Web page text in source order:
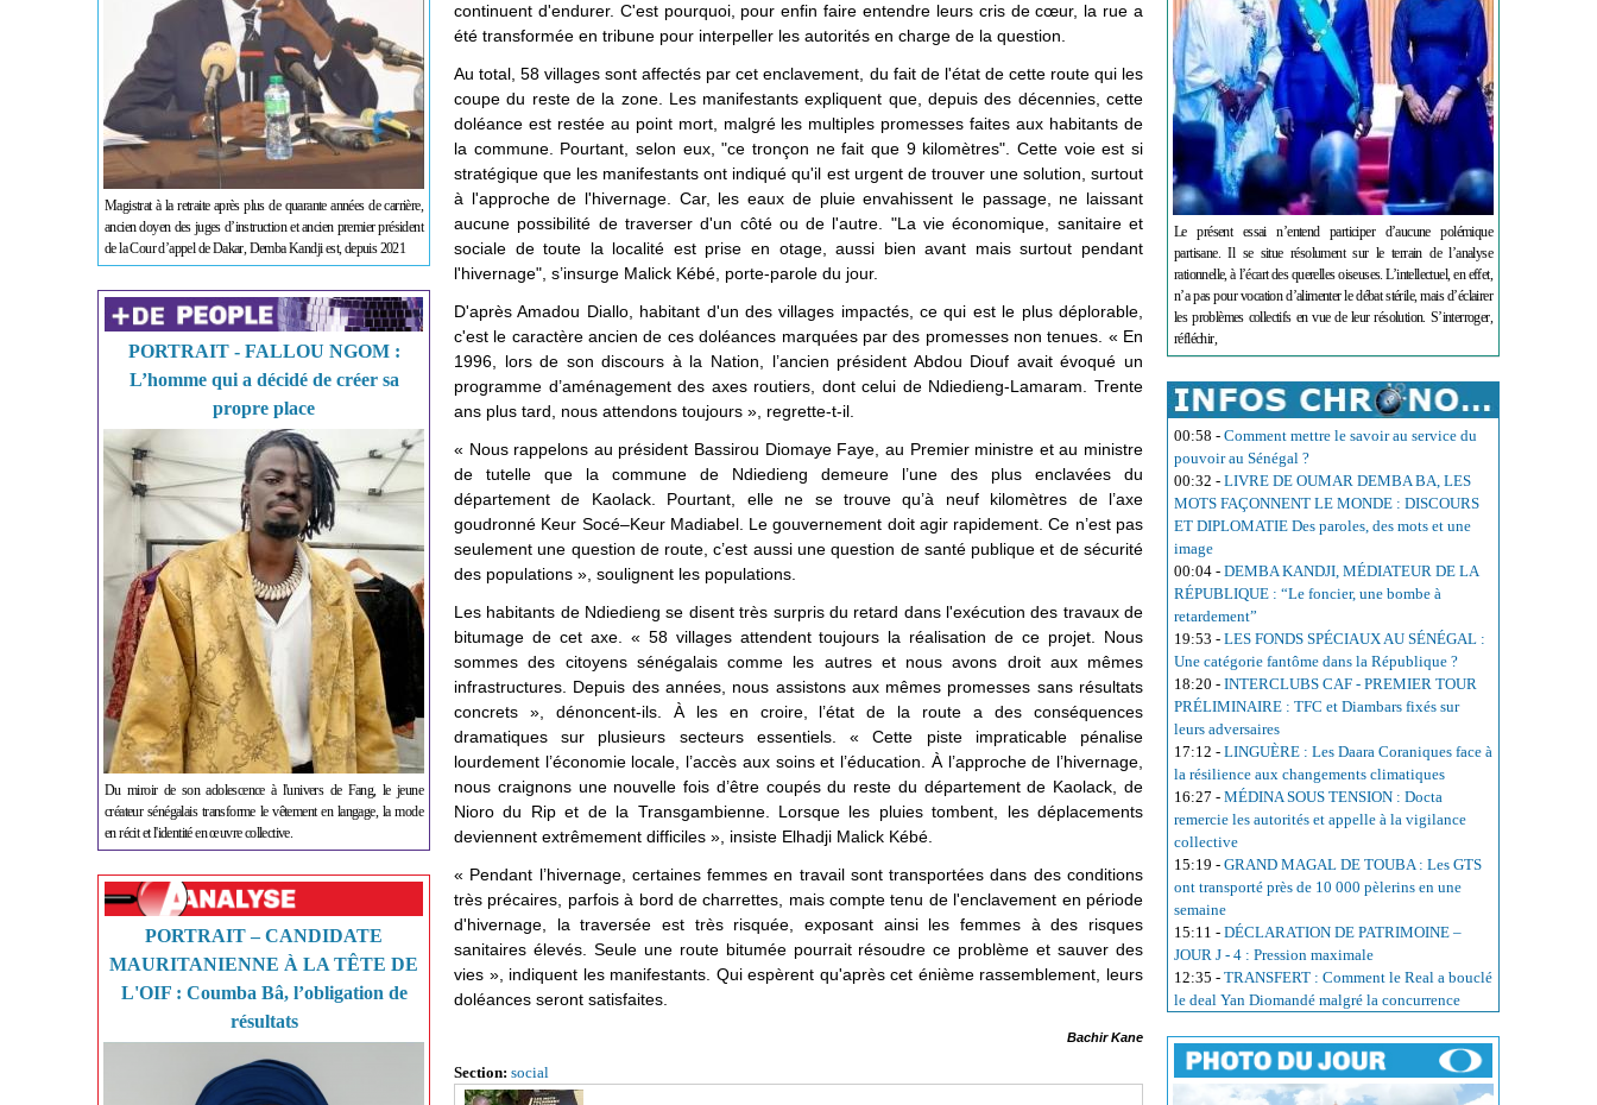
Magistrat à la retraite après plus de quarante années de carrière,
ancien doyen des juges d’instruction et ancien premier président
de la Cour d’appel de Dakar, Demba Kandji est, depuis 2021
PORTRAIT - FALLOU NGOM :
L’homme qui a décidé de créer sa
propre place
Du miroir de son adolescence à l'univers de Fang, le jeune
créateur sénégalais transforme le vêtement en langage, la mode
en récit et l'identité en œuvre collective.
PORTRAIT – CANDIDATE
MAURITANIENNE À LA TÊTE DE
L'OIF : Coumba Bâ, l’obligation de
résultats
continuent d'endurer. C'est pourquoi, pour enfin faire entendre leurs cris de cœur, la rue a
été transformée en tribune pour interpeller les autorités en charge de la question.
Au total, 58 villages sont affectés par cet enclavement, du fait de l'état de cette route qui les
coupe du reste de la zone. Les manifestants expliquent que, depuis des décennies, cette
doléance est restée au point mort, malgré les multiples promesses faites aux habitants de
la commune. Pourtant, selon eux, "ce tronçon ne fait que 9 kilomètres". Cette voie est si
stratégique que les manifestants ont indiqué qu'il est urgent de trouver une solution, surtout
à l'approche de l'hivernage. Car, les eaux de pluie envahissent le passage, ne laissant
aucune possibilité de traverser d'un côté ou de l'autre. "La vie économique, sanitaire et
sociale de toute la localité est prise en otage, aussi bien avant mais surtout pendant
l'hivernage", s’insurge Malick Kébé, porte-parole du jour.
D'après Amadou Diallo, habitant d'un des villages impactés, ce qui est le plus déplorable,
c'est le caractère ancien de ces doléances marquées par des promesses non tenues. « En
1996, lors de son discours à la Nation, l’ancien président Abdou Diouf avait évoqué un
programme d’aménagement des axes routiers, dont celui de Ndiedieng-Lamaram. Trente
ans plus tard, nous attendons toujours », regrette-t-il.
« Nous rappelons au président Bassirou Diomaye Faye, au Premier ministre et au ministre
de tutelle que la commune de Ndiedieng demeure l’une des plus enclavées du
département de Kaolack. Pourtant, elle ne se trouve qu’à neuf kilomètres de l’axe
goudronné Keur Socé–Keur Madiabel. Le gouvernement doit agir rapidement. Ce n’est pas
seulement une question de route, c’est aussi une question de santé publique et de sécurité
des populations », soulignent les populations.
Les habitants de Ndiedieng se disent très surpris du retard dans l'exécution des travaux de
bitumage de cet axe. « 58 villages attendent toujours la réalisation de ce projet. Nous
sommes des citoyens sénégalais comme les autres et nous avons droit aux mêmes
infrastructures. Depuis des années, nous assistons aux mêmes promesses sans résultats
concrets », dénoncent-ils. À les en croire, l’état de la route a des conséquences
dramatiques sur plusieurs secteurs essentiels. « Cette piste impraticable pénalise
lourdement l’économie locale, l’accès aux soins et l’éducation. À l’approche de l’hivernage,
nous craignons une nouvelle fois d’être coupés du reste du département de Kaolack, de
Nioro du Rip et de la Transgambienne. Lorsque les pluies tombent, les déplacements
deviennent extrêmement difficiles », insiste Elhadji Malick Kébé.
« Pendant l’hivernage, certaines femmes en travail sont transportées dans des conditions
très précaires, parfois à bord de charrettes, mais compte tenu de l'enclavement en période
d'hivernage, la traversée est très risquée, exposant ainsi les femmes à des risques
sanitaires élevés. Seule une route bitumée pourrait résoudre ce problème et sauver des
vies », indiquent les manifestants. Qui espèrent qu'après cet énième rassemblement, leurs
doléances seront satisfaites.
Bachir Kane
Section: social
Le présent essai n’entend participer d’aucune polémique
partisane. Il se situe résolument sur le terrain de l’analyse
rationnelle, à l’écart des querelles oiseuses. L’intellectuel, en effet,
n’a pas pour vocation d’alimenter le débat stérile, mais d’éclairer
les problèmes collectifs en vue de leur résolution. S’interroger,
réfléchir,
00:58 - Comment mettre le savoir au service du
pouvoir au Sénégal ?
00:32 - LIVRE DE OUMAR DEMBA BA, LES
MOTS FAÇONNENT LE MONDE : DISCOURS
ET DIPLOMATIE Des paroles, des mots et une
image
00:04 - DEMBA KANDJI, MÉDIATEUR DE LA
RÉPUBLIQUE : “Le foncier, une bombe à
retardement”
19:53 - LES FONDS SPÉCIAUX AU SÉNÉGAL :
Une catégorie fantôme dans la République ?
18:20 - INTERCLUBS CAF - PREMIER TOUR
PRÉLIMINAIRE : TFC et Diambars fixés sur
leurs adversaires
17:12 - LINGUÈRE : Les Daara Coraniques face à
la résilience aux changements climatiques
16:27 - MÉDINA SOUS TENSION : Docta
remercie les autorités et appelle à la vigilance
collective
15:19 - GRAND MAGAL DE TOUBA : Les GTS
ont transporté près de 10 000 pèlerins en une
semaine
15:11 - DÉCLARATION DE PATRIMOINE –
JOUR J - 4 : Pression maximale
12:35 - TRANSFERT : Comment le Real a bouclé
le deal Yan Diomandé malgré la concurrence